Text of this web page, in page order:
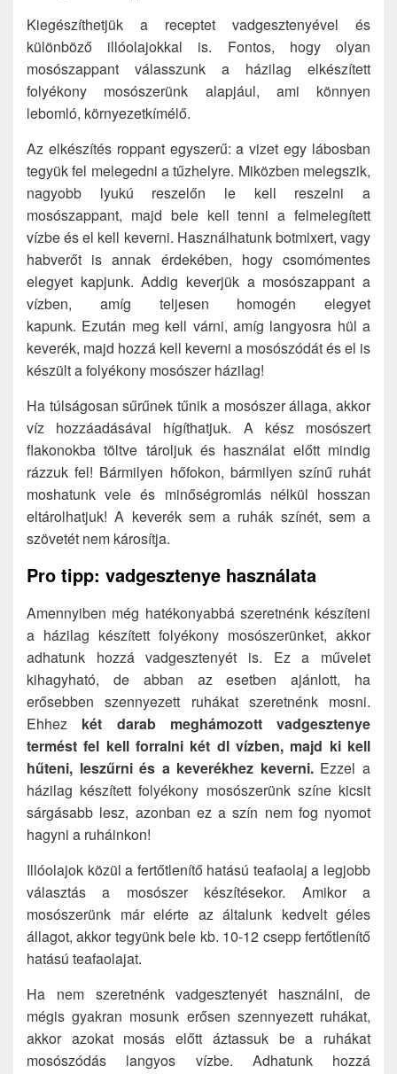
Kiegészíthetjük a receptet vadgesztenyével és
különböző illóolajokkal is. Fontos, hogy olyan
mosószappant válasszunk a házilag elkészített
folyékony mosószerünk alapjául, ami könnyen
lebomló, környezetkímélő.
Az elkészítés roppant egyszerű: a vizet egy lábosban
tegyük fel melegedni a tűzhelyre. Miközben melegszik,
nagyobb lyukú reszelőn le kell reszelni a
mosószappant, majd bele kell tenni a felmelegített
vízbe és el kell keverni. Használhatunk botmixert, vagy
habverőt is annak érdekében, hogy csomómentes
elegyet kapjunk. Addig keverjük a mosószappant a
vízben, amíg teljesen homogén elegyet
kapunk. Ezután meg kell várni, amíg langyosra hül a
keverék, majd hozzá kell keverni a mosószódát és el is
készült a folyékony mosószer házilag!
Ha túlságosan sűrűnek tűnik a mosószer állaga, akkor
víz hozzáadásával hígíthatjuk. A kész mosószert
flakonokba töltve tároljuk és használat előtt mindig
rázzuk fel! Bármilyen hőfokon, bármilyen színű ruhát
moshatunk vele és minőségromlás nélkül hosszan
eltárolhatjuk! A keverék sem a ruhák színét, sem a
szövetét nem károsítja.
Pro tipp: vadgesztenye használata
Amennyiben még hatékonyabbá szeretnénk készíteni
a házilag készített folyékony mosószerünket, akkor
adhatunk hozzá vadgesztenyét is. Ez a művelet
kihagyható, de abban az esetben ajánlott, ha
erősebben szennyezett ruhákat szeretnénk mosni.
Ehhez két darab meghámozott vadgesztenye
termést fel kell forralni két dl vízben, majd ki kell
hűteni, leszűrni és a keverékhez keverni.Ezzel a
házilag készített folyékony mosószerünk színe kicsit
sárgásabb lesz, azonban ez a szín nem fog nyomot
hagyni a ruháinkon!
Illóolajok közül a fertőtlenítő hatású teafaolaj a legjobb
választás a mosószer készítésekor. Amikor a
mosószerünk már elérte az általunk kedvelt géles
állagot, akkor tegyünk bele kb. 10-12 csepp fertőtlenítő
hatású teafaolajat.
Ha nem szeretnénk vadgesztenyét használni, de
mégis gyakran mosunk erősen szennyezett ruhákat,
akkor azokat mosás előtt áztassuk be a ruhákat
mosószódás langyos vízbe. Adhatunk hozzá